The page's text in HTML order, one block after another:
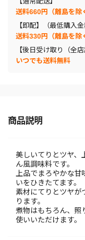
送料660円（離島を除
【即配】（最低購入
送料330円（離島を除
【後日受け取り（全店
いつでも送料無料
商品説明
美しいてりとツヤ、
ん風調味料です。
上品でまろやかな
いをひきたてます。
素材にてりとツヤが
ります。
煮物はもちろん、照
使いいただけます。